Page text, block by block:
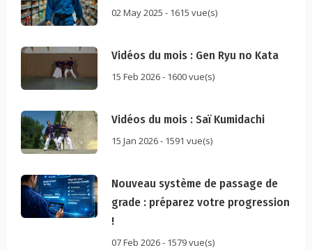
02 May 2025 - 1615 vue(s)
Vidéos du mois : Gen Ryu no Kata
15 Feb 2026 - 1600 vue(s)
Vidéos du mois : Saï Kumidachi
15 Jan 2026 - 1591 vue(s)
Nouveau système de passage de
grade : préparez votre progression
!
07 Feb 2026 - 1579 vue(s)